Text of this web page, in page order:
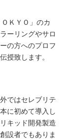
ＫＹＯ」のカ
ーリングやサロ
の方へのプロフ
授致します。
ではセレブリテ
に初めて導入し
キッド開発製造
設者でもありま